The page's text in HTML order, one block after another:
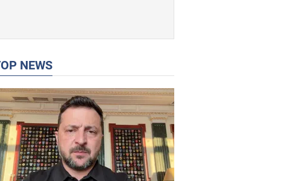
TOP NEWS